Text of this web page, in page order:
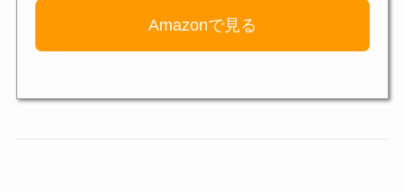
Amazonで見る